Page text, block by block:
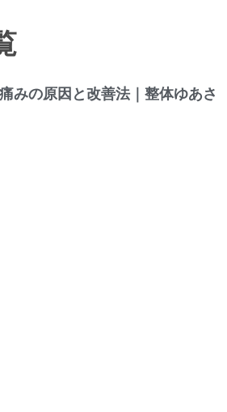
みの原因と改善法｜整体ゆあさ